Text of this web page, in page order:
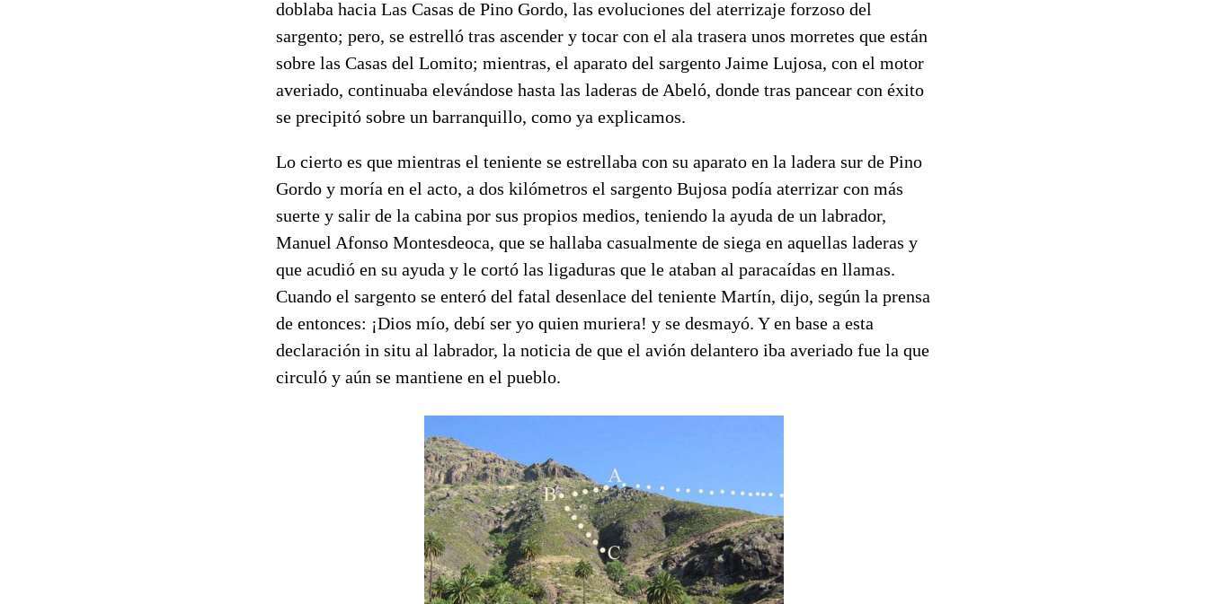
doblaba hacia Las Casas de Pino Gordo, las evoluciones del aterrizaje forzoso del
sargento; pero, se estrelló tras ascender y tocar con el ala trasera unos morretes que están
sobre las Casas del Lomito; mientras, el aparato del sargento Jaime Lujosa, con el motor
averiado, continuaba elevándose hasta las laderas de Abeló, donde tras pancear con éxito
se precipitó sobre un barranquillo, como ya explicamos.
Lo cierto es que mientras el teniente se estrellaba con su aparato en la ladera sur de Pino
Gordo y moría en el acto, a dos kilómetros el sargento Bujosa podía aterrizar con más
suerte y salir de la cabina por sus propios medios, teniendo la ayuda de un labrador,
Manuel Afonso Montesdeoca, que se hallaba casualmente de siega en aquellas laderas y
que acudió en su ayuda y le cortó las ligaduras que le ataban al paracaídas en llamas.
Cuando el sargento se enteró del fatal desenlace del teniente Martín, dijo, según la prensa
de entonces: ¡Dios mío, debí ser yo quien muriera! y se desmayó. Y en base a esta
declaración in situ al labrador, la noticia de que el avión delantero iba averiado fue la que
circuló y aún se mantiene en el pueblo.